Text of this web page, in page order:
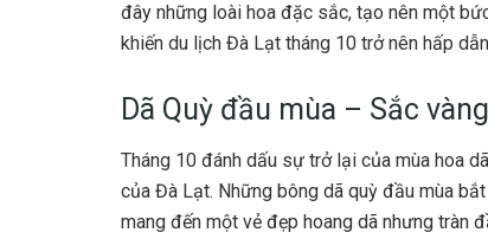
đây những loài hoa đặc sắc, tạo nên một
khiến du lịch Đà Lạt tháng 10 trở nên hấp
Dã Quỳ đầu mùa – Sắc
Tháng 10 đánh dấu sự trở lại của mùa hoa
của Đà Lạt. Những bông dã quỳ đầu mùa
mang đến một vẻ đẹp hoang dã nhưng tràn